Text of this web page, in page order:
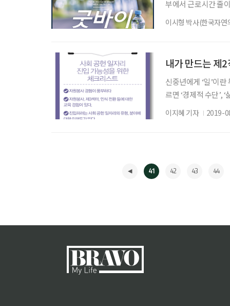
부에서 근로시간 줄
이 없었다. 덕분에
됐다. 하지만 아직
이시형 박사(한국자
내가 만드는 제
신중년에게 ‘일’이
르면 ‘경제적 수단’,
뉜다. 세부적으로는
만들어나가는 것’
이지혜 기자 2019-
41 42 43 44